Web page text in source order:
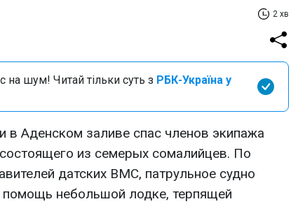
2 хв
на шум! Читай тільки суть з РБК-Україна у
Аденском заливе спас членов экипажа
из семерых сомалийцев. По
датских ВМС, патрульное судно
небольшой лодке, терпящей